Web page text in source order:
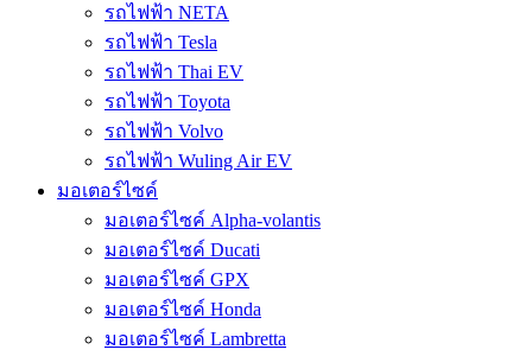
รถไฟฟ้า NETA
รถไฟฟ้า Tesla
รถไฟฟ้า Thai EV
รถไฟฟ้า Toyota
รถไฟฟ้า Volvo
รถไฟฟ้า Wuling Air EV
มอเตอร์ไซค์
มอเตอร์ไซค์ Alpha-volantis
มอเตอร์ไซค์ Ducati
มอเตอร์ไซค์ GPX
มอเตอร์ไซค์ Honda
มอเตอร์ไซค์ Lambretta